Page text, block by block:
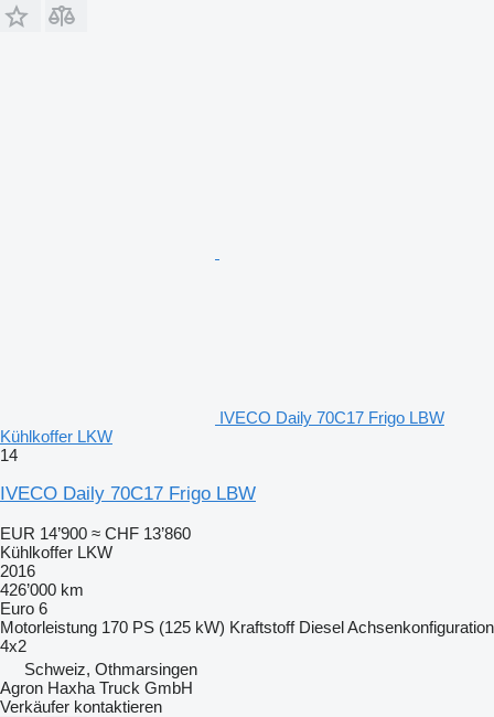
IVECO Daily 70C17 Frigo LBW
Kühlkoffer LKW
14
IVECO Daily 70C17 Frigo LBW
EUR 14’900 ≈ CHF 13’860
Kühlkoffer LKW
2016
426’000 km
Euro 6
Motorleistung 170 PS (125 kW) Kraftstoff DieselAchsenkonfiguration
4x2
Schweiz, Othmarsingen
Agron Haxha Truck GmbH
Verkäufer kontaktieren